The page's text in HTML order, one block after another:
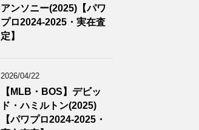
アンソニー(2025)【パワ
プロ2024-2025・実在査
定】
2026/04/22
【MLB・BOS】デビッ
ド・ハミルトン(2025)
【パワプロ2024-2025・